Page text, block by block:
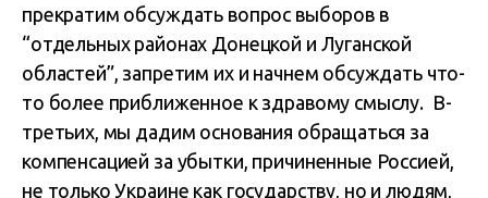
прекратим обсуждать вопрос выборов в
“отдельных районах Донецкой и Луганской
областей”, запретим их и начнем обсуждать что-
то более приближенное к здравому смыслу. В-
третьих, мы дадим основания обращаться за
компенсацией за убытки, причиненные Россией,
не только Украине как государству, но и людям,